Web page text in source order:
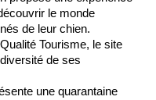
le monde
de leur chien.
Tourisme, le site
de ses
une quarantaine